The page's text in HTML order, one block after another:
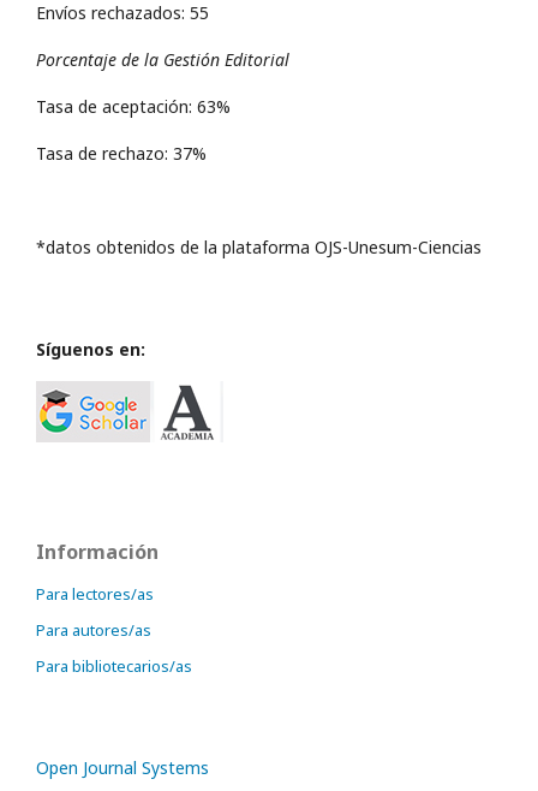
Envíos rechazados: 55
Porcentaje de la Gestión Editorial
Tasa de aceptación: 63%
Tasa de rechazo: 37%
*datos obtenidos de la plataforma OJS-Unesum-Ciencias
Síguenos en:
Información
Para lectores/as
Para autores/as
Para bibliotecarios/as
Open Journal Systems